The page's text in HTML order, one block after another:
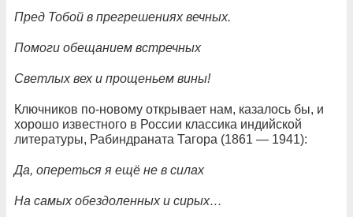
Пред Тобой в прегрешениях вечных.
Помоги обещанием встречных
Светлых вех и прощеньем вины!
Ключников по-новому открывает нам, казалось бы, и
хорошо известного в России классика индийской
литературы, Рабиндраната Тагора (1861 — 1941):
Да, опереться я ещё не в силах
На самых обездоленных и сирых…